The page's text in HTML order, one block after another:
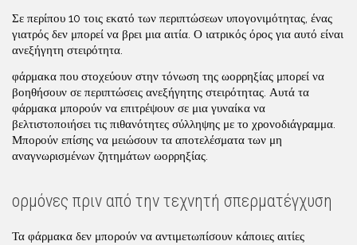
Σε περίπου 10 τοις εκατό των περιπτώσεων υπογονιμότητας, ένας
γιατρός δεν μπορεί να βρει μια αιτία. Ο ιατρικός όρος για αυτό είναι
ανεξήγητη στειρότητα.
φάρμακα που στοχεύουν στην τόνωση της ωορρηξίας μπορεί να
βοηθήσουν σε περιπτώσεις ανεξήγητης στειρότητας. Αυτά τα
φάρμακα μπορούν να επιτρέψουν σε μια γυναίκα να
βελτιστοποιήσει τις πιθανότητες σύλληψης με το χρονοδιάγραμμα.
Μπορούν επίσης να μειώσουν τα αποτελέσματα των μη
αναγνωρισμένων ζητημάτων ωορρηξίας.
ορμόνες πριν από την τεχνητή σπερματέγχυση
Τα φάρμακα δεν μπορούν να αντιμετωπίσουν κάποιες αιτίες